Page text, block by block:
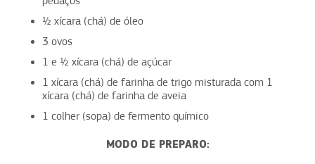
½ xícara (chá) de óleo
3 ovos
1 e ½ xícara (chá) de açúcar
1 xícara (chá) de farinha de trigo misturada com 1
xícara (chá) de farinha de aveia
1 colher (sopa) de fermento químico
MODO DE PREPARO: